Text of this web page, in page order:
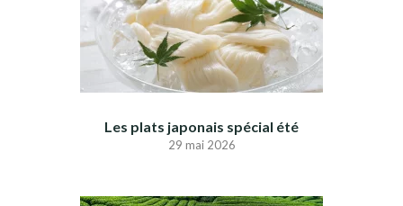
Les plats japonais spécial été
29 mai 2026